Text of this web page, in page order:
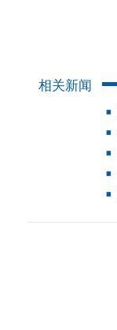
相关新闻